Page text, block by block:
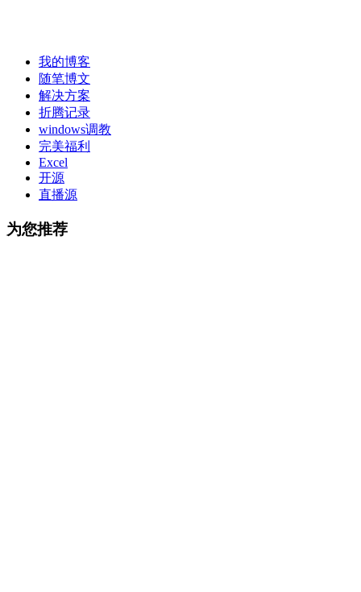
我的博客
随笔博文
解决方案
折腾记录
windows调教
完美福利
Excel
开源
直播源
为您推荐